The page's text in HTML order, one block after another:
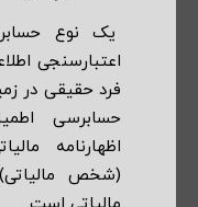
یک نوع
اعتبارسنجی
فرد حقیقی در
حسابرسی
اظهارنامه
(شخص